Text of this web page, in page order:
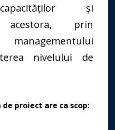
și
acestora, prin
nivelului de
proiect are ca scop: